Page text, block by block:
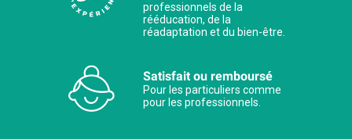
professionnels de la
rééducation, de la
réadaptation et du bien-être.
Satisfait ou remboursé
Pour les particuliers comme
pour les professionnels.